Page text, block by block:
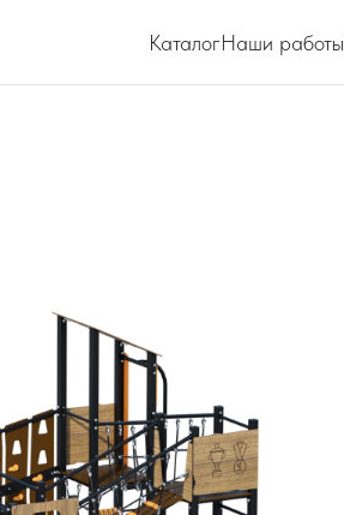
КаталогНаши работы